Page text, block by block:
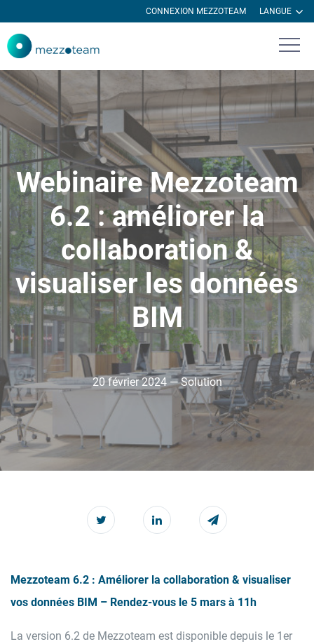
CONNEXION MEZZOTEAM LANGUE
Webinaire Mezzoteam
6.2 : améliorer la
collaboration &
visualiser les données
BIM
20 février 2024 — Solution
Mezzoteam 6.2 : Améliorer la collaboration & visualiser
vos données BIM – Rendez-vous le 5 mars à 11h
La version 6.2 de Mezzoteam est disponible depuis le 1er